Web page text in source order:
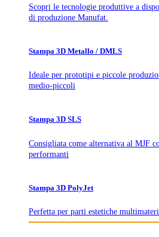
Scopri le tecnologie produttive a
di produzione Manufat.
Stampa 3D Metallo / DMLS
Ideale per prototipi e piccole
medio-piccoli
Stampa 3D SLS
Consigliata come alternativa al MJF
performanti
Stampa 3D PolyJet
Perfetta per parti estetiche